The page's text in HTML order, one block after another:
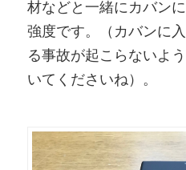
材などと一緒にカバン
強度です。（カバンに
る事故が起こらないよ
いてくださいね）。